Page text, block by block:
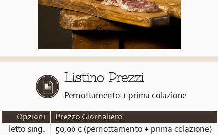
Listino Prezzi
Pernottamento + prima colazione
Opzioni
Prezzo Giornaliero
letto sing.
50,00 € (pernottamento + prima colazione)